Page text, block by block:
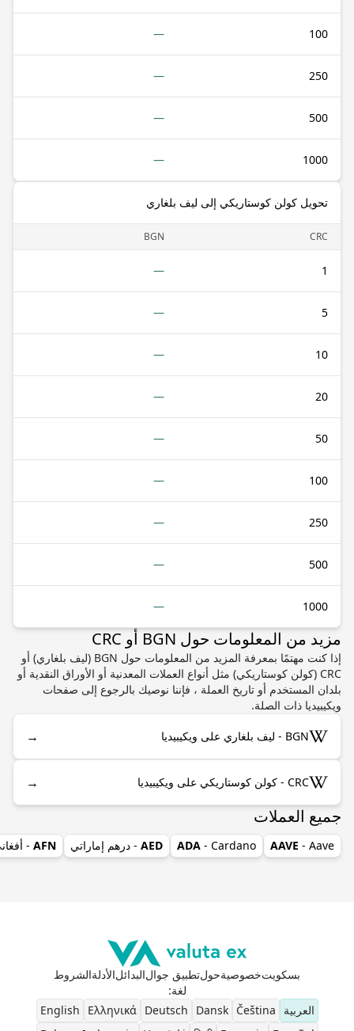
100
—
250
—
500
—
1000
—
تحويل كولن كوستاريكي إلى ليف بلغاري
CRC
BGN
1
—
5
—
10
—
20
—
50
—
100
—
250
—
500
—
1000
—
مزيد من المعلومات حول BGN أو CRC
إذا كنت مهتمًا بمعرفة المزيد من المعلومات حول BGN (ليف بلغاري) أو
CRC (كولن كوستاريكي) مثل أنواع العملات المعدنية أو الأوراق النقدية أو
بلدان المستخدم أو تاريخ العملة ، فإننا نوصيك بالرجوع إلى صفحات
ويكيبيديا ذات الصلة.
BGN - ليف بلغاري على ويكيبيديا →
CRC - كولن كوستاريكي على ويكيبيديا →
جميع العملات
AAVE - Aave
ADA - Cardano
AED - درهم إماراتي AFN
-
بسكويتخصوصيةحولتطبيق جوالالبدائلالأدلةالشروط
لغة:
العربية
Čeština
Dansk
Deutsch
Ελληνικά
English